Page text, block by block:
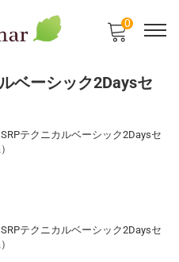
0
ベーシック2Daysセ
テクニカルベーシック2Daysセ
テクニカルベーシック2Daysセ